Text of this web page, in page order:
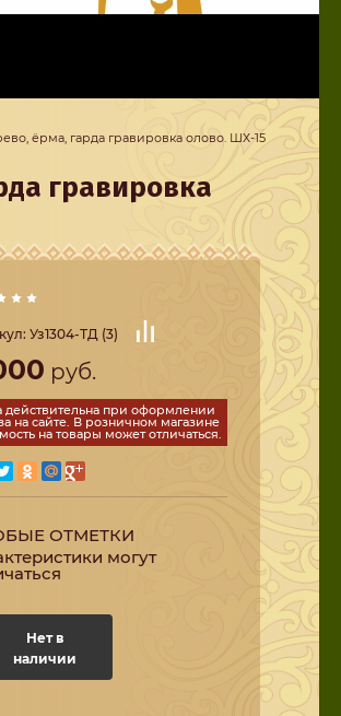
ёрма, гарда гравировка олово. ШХ-15
гравировка
Уз1304-ТД (3)
руб.
действительна при оформлении
на сайте. В розничном магазине
на товары может отличаться.
ОТМЕТКИ
могут
Нет в
наличии